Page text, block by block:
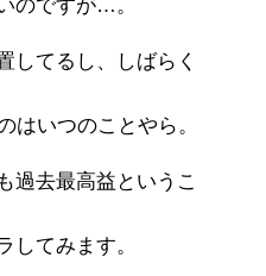
のですが…。
してるし、しばらく
はいつのことやら。
過去最高益というこ
してみます。